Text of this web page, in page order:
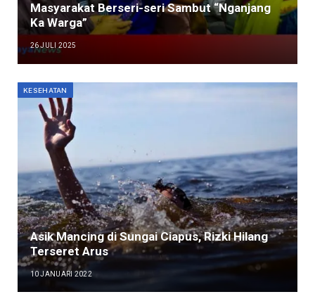
Masyarakat Berseri-seri Sambut “Nganjang
Ka Warga”
26 JULI 2025
KESEHATAN
Asik Mancing di Sungai Ciapus, Rizki Hilang
Terseret Arus
10 JANUARI 2022